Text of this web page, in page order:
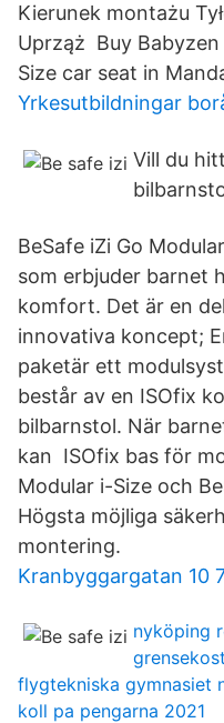
Kierunek montażu
Uprząż Buy Babyzen
Size car seat in
Yrkesutbildningar
Vill du
BeSafe iZi Go
som erbjuder barnet
komfort. Det är en
innovativa koncept;
paketär ett
består av en ISOfix
bilbarnstol. När
kan ISOfix bas för
Modular i-Size och
Högsta möjliga
montering.
Kranbyggargatan 10
nyköping
flygtekniska gymnasiet
koll pa pengarna 2021